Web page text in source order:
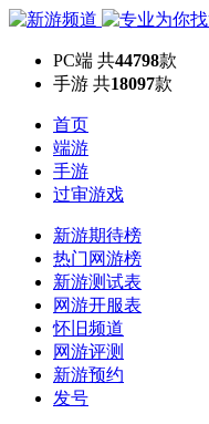
PC端 共44798款
手游 共18097款
首页
端游
手游
过审游戏
新游期待榜
热门网游榜
新游测试表
网游开服表
怀旧频道
网游评测
新游预约
发号